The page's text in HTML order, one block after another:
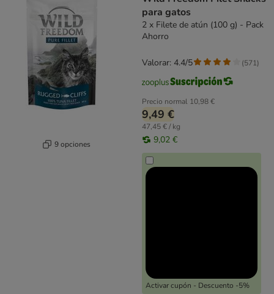
9 opciones
para gatos
2 x Filete de atún (100 g) - Pack
Ahorro
Precio normal 10,98 €
9,49 €
47,45 € / kg
9,02 €
Activar cupón - Descuento -5%
Valorar: 4.4/5 (571)